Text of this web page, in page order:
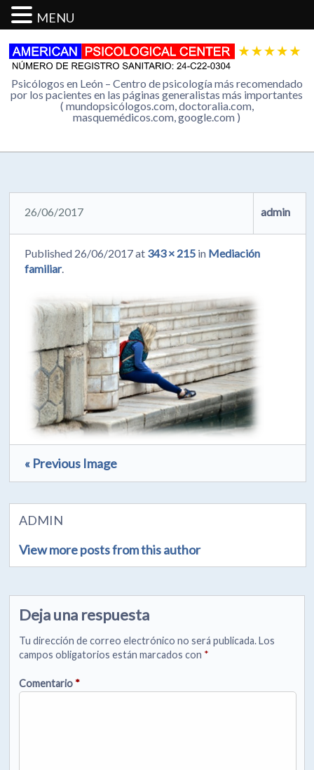
Psicólogos en León – Centro de psicología más recomendado
por los pacientes en las páginas generalistas más importantes
( mundopsicólogos.com, doctoralia.com,
masquemédicos.com, google.com )
26/06/2017 admin
Published 26/06/2017at 343 × 215 in Mediación
familiar.
« Previous Image
ADMIN
View more posts from this author
Deja una respuesta
Tu dirección de correo electrónico no será publicada.Los
campos obligatorios están marcados con *
Comentario *
MENU